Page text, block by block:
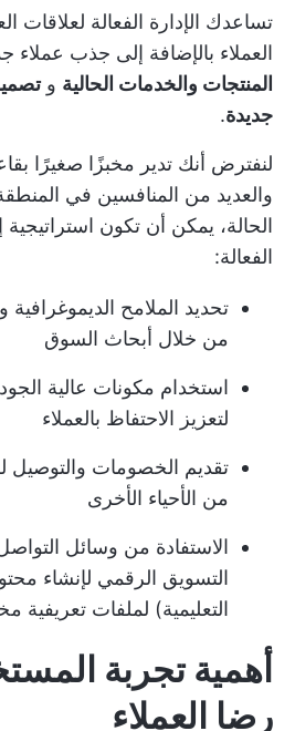
تساعدك الإدارة الفعالة لعلاقات
العملاء بالإضافة إلى جذب
المنتجات والخدمات الحالية و
جديدة.
لنفترض أنك تدير مخبزًا صغيرًا
والعديد من المنافسين في
الحالة، يمكن أن تكون استراتيجية
الفعالة:
تحديد الملامح الديموغرافية
من خلال أبحاث السوق
استخدام مكونات عالية
لتعزيز الاحتفاظ بالعملاء
تقديم الخصومات والتوصيل
من الأحياء الأخرى
الاستفادة من وسائل
التسويق الرقمي لإنشاء
التعليمية) لملفات تعريفية
أهمية تجربة
رضا العملاء